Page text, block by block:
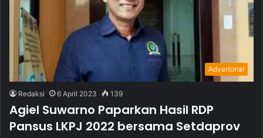
Advertorial
Redaksi 6 April 2023 139
Agiel Suwarno Paparkan Hasil RDP
Pansus LKPJ 2022 bersama Setdaprov